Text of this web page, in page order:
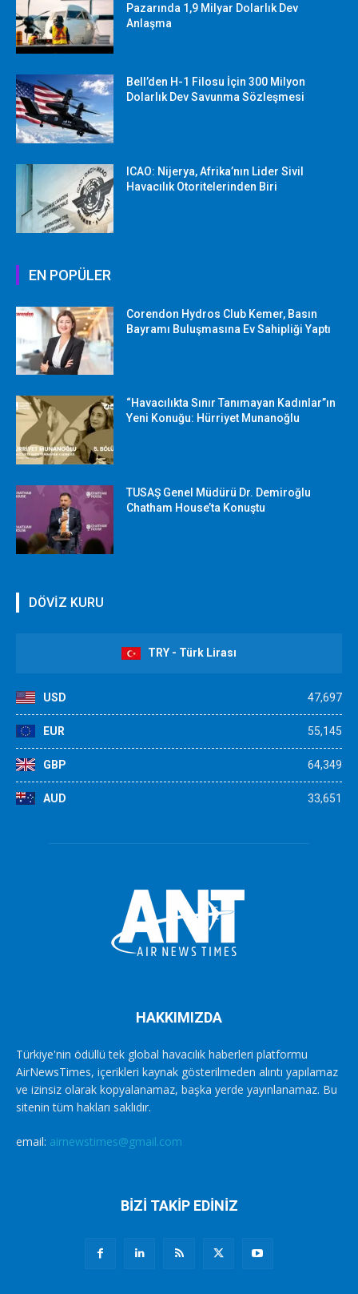
Pazarında 1,9 Milyar Dolarlık Dev
Anlaşma
Bell’den H-1 Filosu İçin 300 Milyon
Dolarlık Dev Savunma Sözleşmesi
ICAO: Nijerya, Afrika’nın Lider Sivil
Havacılık Otoritelerinden Biri
EN POPÜLER
Corendon Hydros Club Kemer, Basın
Bayramı Buluşmasına Ev Sahipliği Yaptı
“Havacılıkta Sınır Tanımayan Kadınlar”ın
Yeni Konuğu: Hürriyet Munanoğlu
TUSAŞ Genel Müdürü Dr. Demiroğlu
Chatham House’ta Konuştu
DÖVİZ KURU
TRY - Türk Lirası
USD 47,697
EUR 55,145
GBP 64,349
AUD 33,651
HAKKIMIZDA
Türkiye'nin ödüllü tek global havacılık haberleri platformu
AirNewsTimes, içerikleri kaynak gösterilmeden alıntı yapılamaz
ve izinsiz olarak kopyalanamaz, başka yerde yayınlanamaz. Bu
sitenin tüm hakları saklıdır.
email: airnewstimes@gmail.com
BİZİ TAKİP EDİNİZ